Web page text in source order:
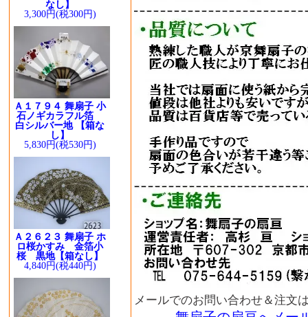
なし】
3,300円(税300円)
Ａ１７９４ 舞扇子 小
石ノギカラフル箔
白シルバー地 【箱な
し】
5,830円(税530円)
Ａ２６２３ 舞扇子 ホ
ロ桜かすみ 金箔小
桜 黒地【箱なし】
4,840円(税440円)
メールでのお問い合わせ＆注文